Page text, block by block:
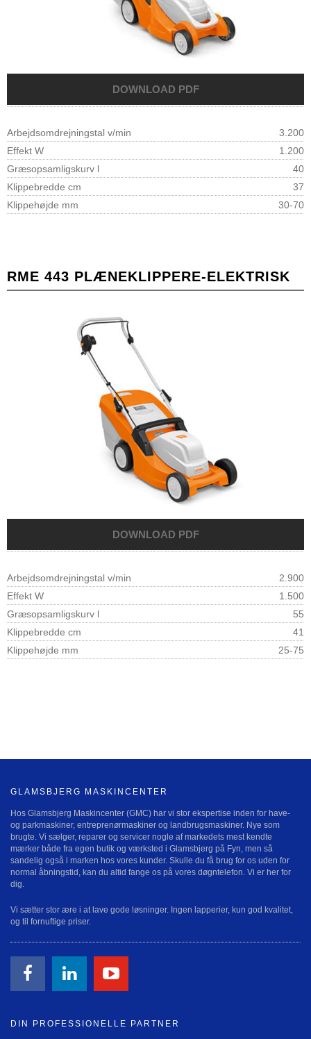
Arbejdsomdrejningstal v/min
3.200
Effekt W
1.200
Græsopsamligskurv l
40
Klippebredde cm
37
Klippehøjde mm
30-70
RME 443 PLÆNEKLIPPERE-ELEKTRISK
Arbejdsomdrejningstal v/min
2.900
Effekt W
1.500
Græsopsamligskurv l
55
Klippebredde cm
41
Klippehøjde mm
25-75
GLAMSBJERG MASKINCENTER
Hos Glamsbjerg Maskincenter (GMC) har vi stor ekspertise inden for have-
og parkmaskiner, entreprenørmaskiner og landbrugsmaskiner. Nye som
brugte. Vi sælger, reparer og servicer nogle af markedets mest kendte
mærker både fra egen butik og værksted i Glamsbjerg på Fyn, men så
sandelig også i marken hos vores kunder. Skulle du få brug for os uden for
normal åbningstid, kan du altid fange os på vores døgntelefon. Vi er her for
dig.
Vi sætter stor ære i at lave gode løsninger. Ingen lapperier, kun god kvalitet,
og til fornuftige priser.
DIN PROFESSIONELLE PARTNER